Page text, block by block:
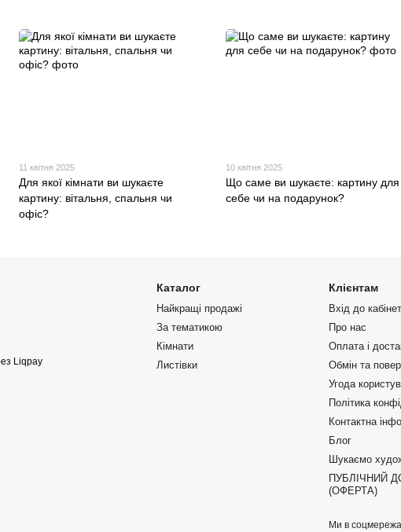
11 квітня 2025
Для якої кімнати ви шукаєте
картину: вітальня, спальня чи
офіс?
10 квітня 2025
Що саме ви шукаєте: картину для
себе чи на подарунок?
Каталог
Найкращі продажі
За тематикою
Кімнати
Листівки
Клієнтам
Вхід до
Про нас
Оплата і
Обмін та
Угода
Політика
Контактна
Блог
Шукаємо
ПУБЛІЧНИЙ
(ОФЕРТА)
Ми в